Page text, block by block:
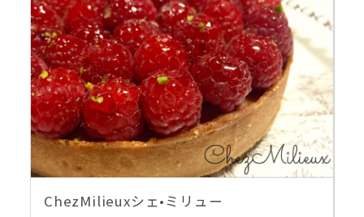
ChezMilieuxシェ•ミリュー